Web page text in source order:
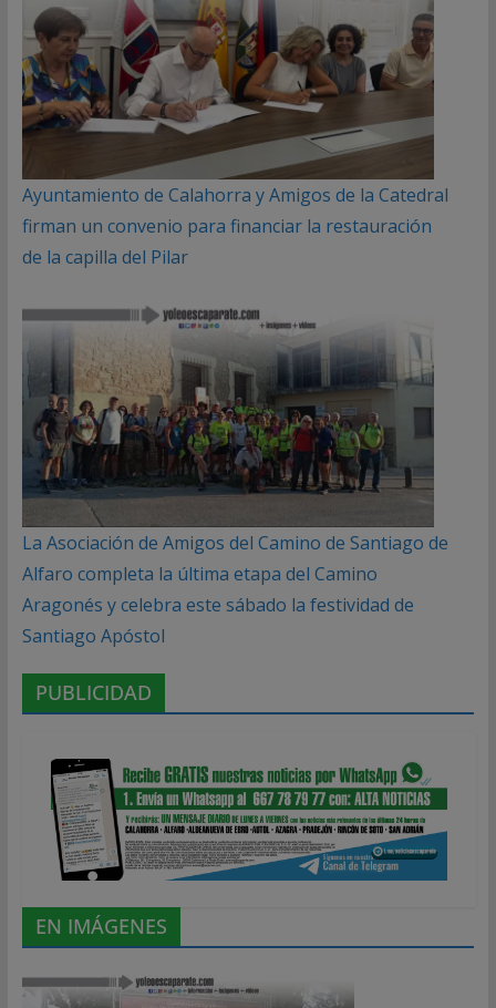
Ayuntamiento de Calahorra y Amigos de la Catedral
firman un convenio para financiar la restauración
de la capilla del Pilar
La Asociación de Amigos del Camino de Santiago de
Alfaro completa la última etapa del Camino
Aragonés y celebra este sábado la festividad de
Santiago Apóstol
PUBLICIDAD
EN IMÁGENES